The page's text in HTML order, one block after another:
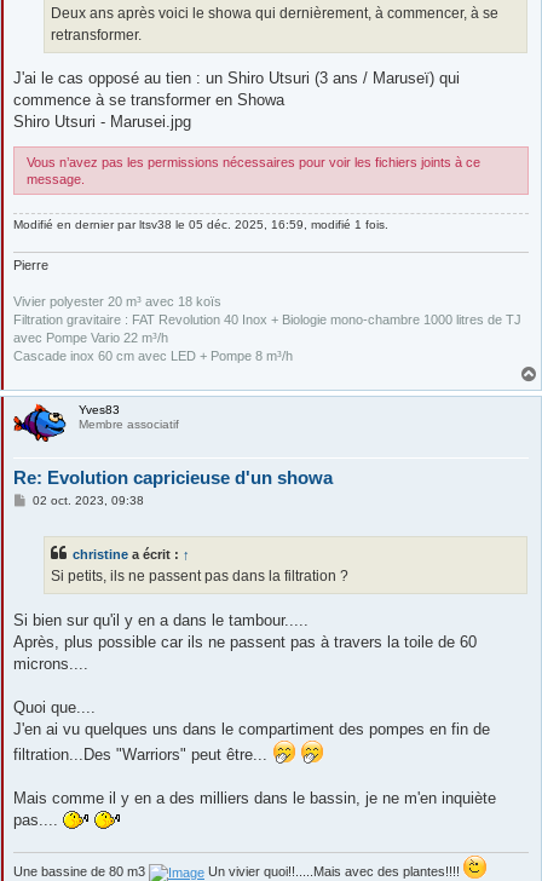
Deux ans après voici le showa qui dernièrement, à commencer, à se
retransformer.
J'ai le cas opposé au tien : un Shiro Utsuri (3 ans / Maruseï) qui
commence à se transformer en Showa
Shiro Utsuri - Marusei.jpg
Vous n’avez pas les permissions nécessaires pour voir les fichiers joints à ce
message.
Modifié en dernier parltsv38 le 05 déc. 2025, 16:59, modifié 1 fois.
Pierre
Vivier polyester 20 m³ avec 18 koïs
Filtration gravitaire : FAT Revolution 40 Inox + Biologie mono-chambre 1000 litres de TJ
avec Pompe Vario 22 m³/h
Cascade inox 60 cm avec LED + Pompe 8 m³/h
Yves83
Membre associatif
Re: Evolution capricieuse d'un showa
M02 oct. 2023, 09:38
christine a écrit : ↑
Si petits, ils ne passent pas dans la filtration ?
Si bien sur qu'il y en a dans le tambour.....
Après, plus possible car ils ne passent pas à travers la toile de 60
microns....
Quoi que....
J'en ai vu quelques uns dans le compartiment des pompes en fin de
filtration...Des "Warriors" peut être...
Mais comme il y en a des milliers dans le bassin, je ne m'en inquiète
pas....
Une bassine de 80 m3 Un vivier quoi!!.....Mais avec des plantes!!!!